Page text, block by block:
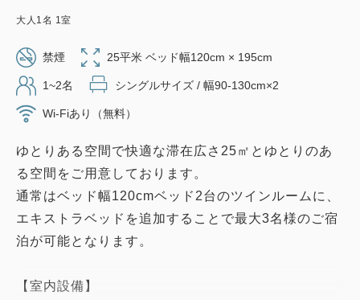
大人 1 名 1 室
禁煙 25平米 ベッド幅120cm × 195cm
1~2名 シングルサイズ / 幅90-130cm×2
Wi-Fiあり（無料）
ゆとりある空間で快適な滞在広さ25㎡とゆとりのあ
る空間をご用意しております。
通常はベッド幅120cmベッド2台のツインルームに、
エキストラベッドを追加することで最大3名様のご宿
泊が可能となります。
【室内設備】